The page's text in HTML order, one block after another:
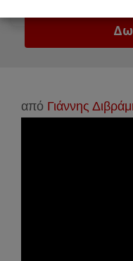
από Γιάννης